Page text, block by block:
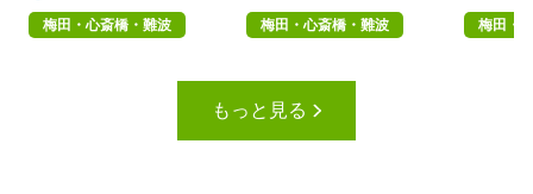
梅田・心斎橋・難波
梅田・心斎橋・難波
梅田・
もっと見る